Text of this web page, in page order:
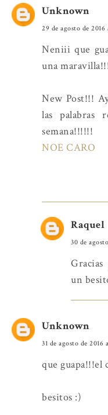
Unknown
29 de agosto de 2016
Neniii que
una
New Post!!!
las palabras
semana!!!!!!
NOE CARO
Raquel
30 de
un
Unknown
31 de agosto de 2016
que guapa!!!el
besitos :)